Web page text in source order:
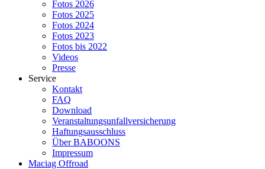
Fotos 2026
Fotos 2025
Fotos 2024
Fotos 2023
Fotos bis 2022
Videos
Presse
Service
Kontakt
FAQ
Download
Veranstaltungsunfallversicherung
Haftungsausschluss
Über BABOONS
Impressum
Maciag Offroad